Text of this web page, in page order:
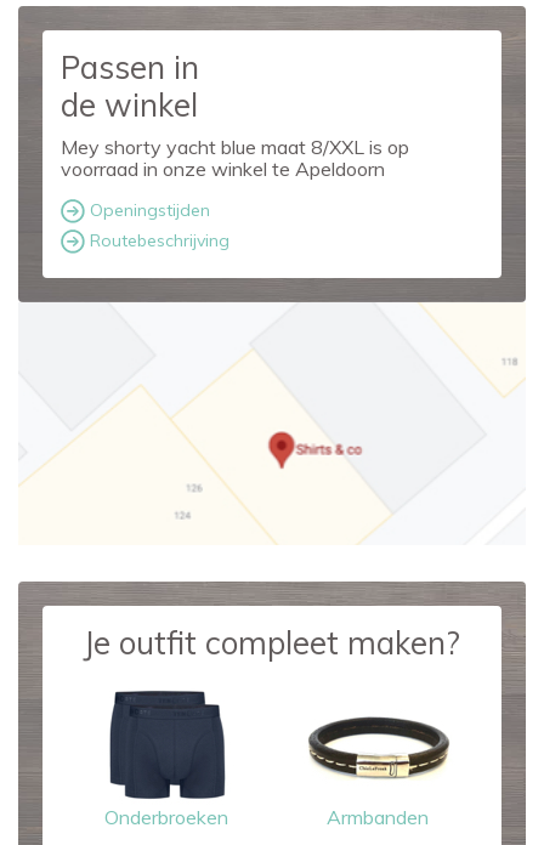
Passen in
de winkel
Mey shorty yacht blue maat 8/XXL is op
voorraad in onze winkel te Apeldoorn
Openingstijden
Routebeschrijving
Je outfit compleet maken?
Onderbroeken Armbanden